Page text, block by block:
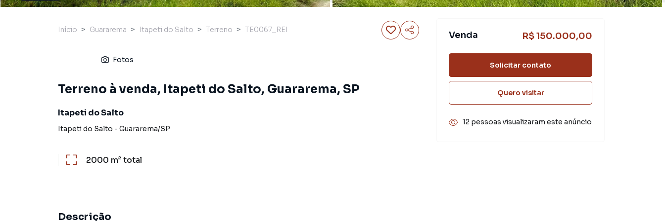
Início Guararema Itapeti do Salto Terreno TE0067_REI
Fotos
Terreno à venda, Itapeti do Salto, Guararema, SP
Itapeti do Salto
Itapeti do Salto - Guararema/SP
2000 m²total
Descrição
Venda R$ 150.000,00
Solicitar contato
Quero visitar
12 pessoas visualizaram este anúncio